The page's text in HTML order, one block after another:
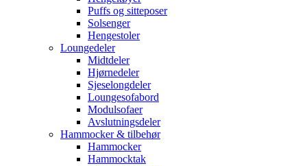
Puffs og sitteposer
Solsenger
Hengestoler
Loungedeler
Midtdeler
Hjørnedeler
Sjeselongdeler
Loungesofabord
Modulsofaer
Avslutningsdeler
Hammocker & tilbehør
Hammocker
Hammocktak